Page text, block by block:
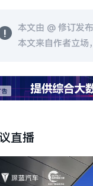
本文由 @ 修订发
本文来自作者立场
直播